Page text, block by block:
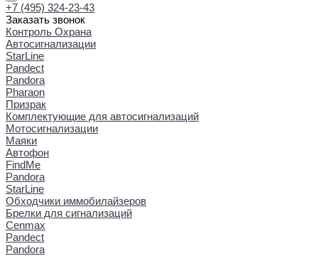
+7 (495) 324-23-43
Заказать звонок
Контроль Охрана
Автосигнализации
StarLine
Pandect
Pandora
Pharaon
Призрак
Комплектующие для автосигнализаций
Мотосигнализации
Маяки
Автофон
FindMe
Pandora
StarLine
Обходчики иммобилайзеров
Брелки для сигнализаций
Cenmax
Pandect
Pandora